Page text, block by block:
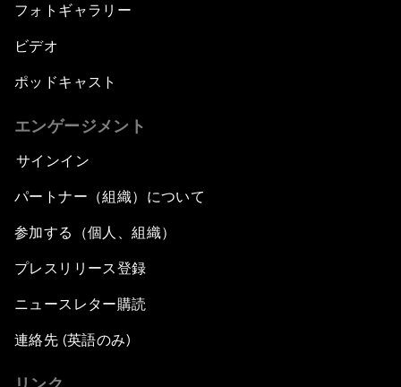
フォトギャラリー
ビデオ
ポッドキャスト
エンゲージメント
サインイン
パートナー（組織）について
参加する（個人、組織）
プレスリリース登録
ニュースレター購読
連絡先 (英語のみ)